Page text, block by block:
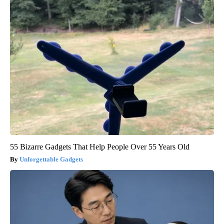
55 Bizarre Gadgets That Help People Over 55 Years Old
Unforgettable Gadgets